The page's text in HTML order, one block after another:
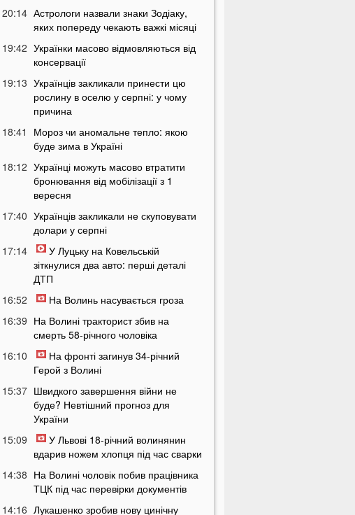
20:14 Астрологи назвали знаки Зодіаку,
яких попереду чекають важкі місяці
19:42 Українки масово відмовляються від
консервації
19:13 Українців закликали принести цю
рослину в оселю у серпні: у чому
причина
18:41
Мороз чи аномальне тепло: якою
буде зима в Україні
18:12 Українці можуть масово втратити
бронювання від мобілізації з 1
вересня
17:40 Українців закликали не скуповувати
долари у серпні
17:14
У Луцьку на Ковельській
зіткнулися два авто: перші деталі
ДТП
16:52
На Волинь насувається гроза
16:39 На Волині тракторист збив на
смерть 58-річного чоловіка
16:10
На фронті загинув 34-річний
Герой з Волині
15:37 Швидкого завершення війни не
буде? Невтішний прогноз для
України
15:09
У Львові 18-річний волинянин
вдарив ножем хлопця під час сварки
14:38 На Волині чоловік побив працівника
ТЦК під час перевірки документів
14:16 Лукашенко зробив нову цинічну